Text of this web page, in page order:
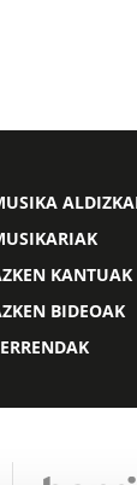
KANTUAK
BIDEOAK